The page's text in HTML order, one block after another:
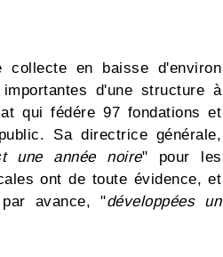
collecte en baisse d'environ
d'une structure à
qui fédére 97 fondations et
Sa directrice générale,
une année noire" pour les
ont de toute évidence, et
avance, "développées un